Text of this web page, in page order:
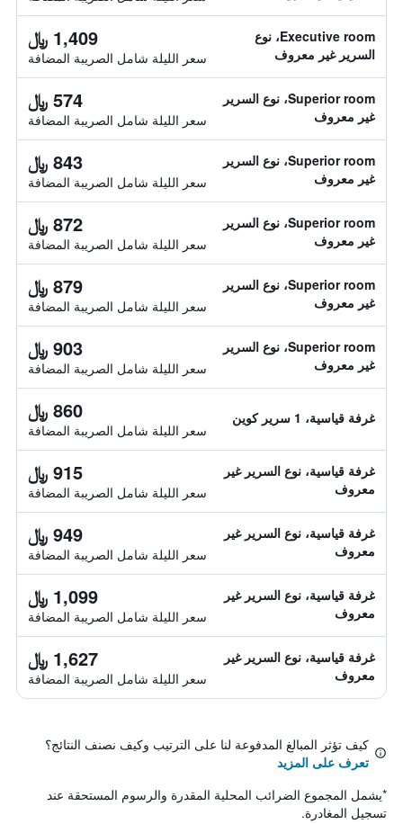
Executive room، نوع
السرير غير معروف
1,409 ﷼
سعر الليلة شامل الصريبة المضافة
Superior room، نوع السرير
غير معروف
574 ﷼
سعر الليلة شامل الصريبة المضافة
Superior room، نوع السرير
غير معروف
843 ﷼
سعر الليلة شامل الصريبة المضافة
Superior room، نوع السرير
غير معروف
872 ﷼
سعر الليلة شامل الصريبة المضافة
Superior room، نوع السرير
غير معروف
879 ﷼
سعر الليلة شامل الصريبة المضافة
Superior room، نوع السرير
غير معروف
903 ﷼
سعر الليلة شامل الصريبة المضافة
غرفة قياسية، 1 سرير كوين 860 ﷼
سعر الليلة شامل الصريبة المضافة
غرفة قياسية، نوع السرير غير
معروف
915 ﷼
سعر الليلة شامل الصريبة المضافة
غرفة قياسية، نوع السرير غير
معروف
949 ﷼
سعر الليلة شامل الصريبة المضافة
غرفة قياسية، نوع السرير غير
معروف
1,099 ﷼
سعر الليلة شامل الصريبة المضافة
غرفة قياسية، نوع السرير غير
معروف
1,627 ﷼
سعر الليلة شامل الصريبة المضافة
كيف تؤثر المبالغ المدفوعة لنا على الترتيب وكيف نصنف النتائج؟
تعرف على المزيد
*يشمل المجموع الضرائب المحلية المقدرة والرسوم المستحقة عند
تسجيل المغادرة.